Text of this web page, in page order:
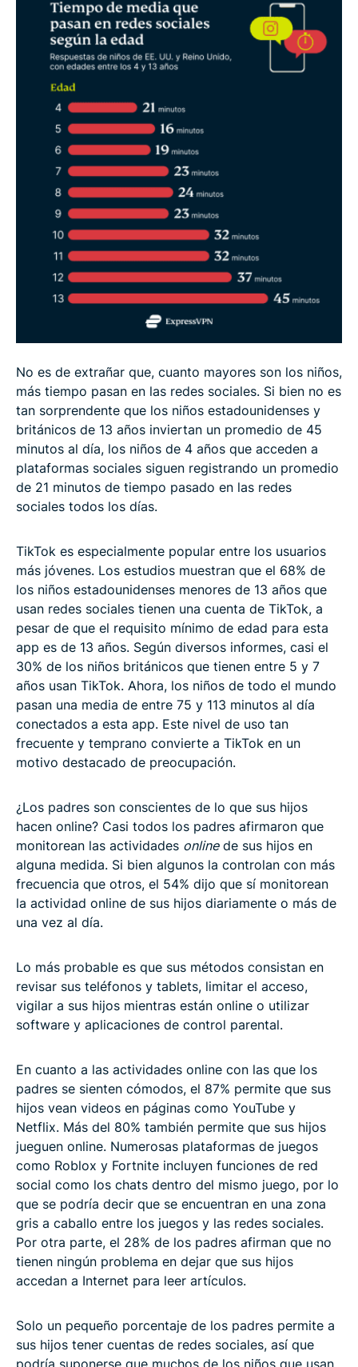
No es de extrañar que, cuanto mayores son los niños,
más tiempo pasan en las redes sociales. Si bien no es
tan sorprendente que los niños estadounidenses y
británicos de 13 años inviertan un promedio de 45
minutos al día, los niños de 4 años que acceden a
plataformas sociales siguen registrando un promedio
de 21 minutos de tiempo pasado en las redes
sociales todos los días.
TikTok es especialmente popular entre los usuarios
más jóvenes. Los estudios muestran que el 68% de
los niños estadounidenses menores de 13 años que
usan redes sociales tienen una cuenta de TikTok, a
pesar de que el requisito mínimo de edad para esta
app es de 13 años. Según diversos informes, casi el
30% de los niños británicos que tienen entre 5 y 7
años usan TikTok. Ahora, los niños de todo el mundo
pasan una media de entre 75 y 113 minutos al día
conectados a esta app. Este nivel de uso tan
frecuente y temprano convierte a TikTok en un
motivo destacado de preocupación.
¿Los padres son conscientes de lo que sus hijos
hacen online? Casi todos los padres afirmaron que
monitorean las actividades onlinede sus hijos en
alguna medida. Si bien algunos la controlan con más
frecuencia que otros, el 54% dijo que sí monitorean
la actividad online de sus hijos diariamente o más de
una vez al día.
Lo más probable es que sus métodos consistan en
revisar sus teléfonos y tablets, limitar el acceso,
vigilar a sus hijos mientras están online o utilizar
software y aplicaciones de control parental.
En cuanto a las actividades online con las que los
padres se sienten cómodos, el 87% permite que sus
hijos vean videos en páginas como YouTube y
Netflix. Más del 80% también permite que sus hijos
jueguen online. Numerosas plataformas de juegos
como Roblox y Fortnite incluyen funciones de red
social como los chats dentro del mismo juego, por lo
que se podría decir que se encuentran en una zona
gris a caballo entre los juegos y las redes sociales.
Por otra parte, el 28% de los padres afirman que no
tienen ningún problema en dejar que sus hijos
accedan a Internet para leer artículos.
Solo un pequeño porcentaje de los padres permite a
sus hijos tener cuentas de redes sociales, así que
podría suponerse que muchos de los niños que usan